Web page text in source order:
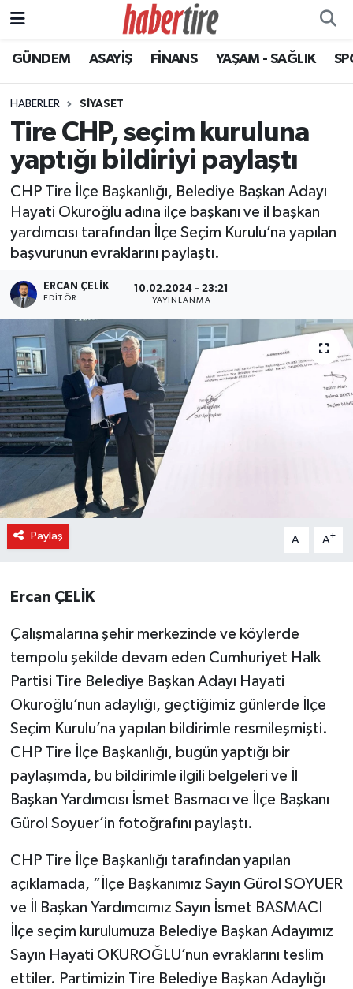
GÜNDEM ASAYİŞ FİNANS YAŞAM - SAĞLIK
HABERLER SİYASET
Tire CHP, seçim kuruluna
yaptığı bildiriyi paylaştı
CHP Tire İlçe Başkanlığı, Belediye Başkan Adayı
Hayati Okuroğlu adına ilçe başkanı ve il başkan
yardımcısı tarafından İlçe Seçim Kurulu’na yapılan
başvurunun evraklarını paylaştı.
ERCAN ÇELIK
EDITÖR
10.02.2024 - 23:21
YAYINLANMA
Paylaş A- A+
Ercan ÇELİK
Çalışmalarına şehir merkezinde ve köylerde
tempolu şekilde devam eden Cumhuriyet Halk
Partisi Tire Belediye Başkan Adayı Hayati
Okuroğlu’nun adaylığı, geçtiğimiz günlerde İlçe
Seçim Kurulu’na yapılan bildirimle resmileşmişti.
CHP Tire İlçe Başkanlığı, bugün yaptığı bir
paylaşımda, bu bildirimle ilgili belgeleri ve İl
Başkan Yardımcısı İsmet Basmacı ve İlçe Başkanı
Gürol Soyuer’in fotoğrafını paylaştı.
CHP Tire İlçe Başkanlığı tarafından yapılan
açıklamada, “İlçe Başkanımız Sayın Gürol SOYUER
ve İl Başkan Yardımcımız Sayın İsmet BASMACI
İlçe seçim kurulumuza Belediye Başkan Adayımız
Sayın Hayati OKUROĞLU’nun evraklarını teslim
ettiler. Partimizin Tire Belediye Başkan Adaylığı
Tire Nöbetçi Eczaneler
Tire Hava Durumu
Tire Trafik Yoğunluk Haritası
Süper Lig Puan Durumu ve Fikstür
Tüm Manşetler
Son Dakika Haberleri
Haber Arşivi